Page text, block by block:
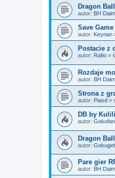
Dragon
autor: BH
Save Game
autor: Keynan
Postacie z
autor: Rafio »
Rozdaje
autor: BH
Strona z
autor: Piasd »
DB by
autor:
Dragon
autor:
Pare gier
autor: BH